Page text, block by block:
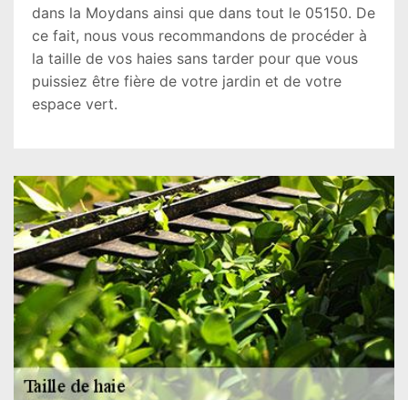
dans la Moydans ainsi que dans tout le 05150. De
ce fait, nous vous recommandons de procéder à
la taille de vos haies sans tarder pour que vous
puissiez être fière de votre jardin et de votre
espace vert.